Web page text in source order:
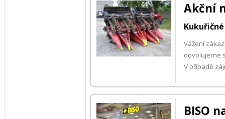
Akční
Vážení
dovolujeme
V případě
BISO